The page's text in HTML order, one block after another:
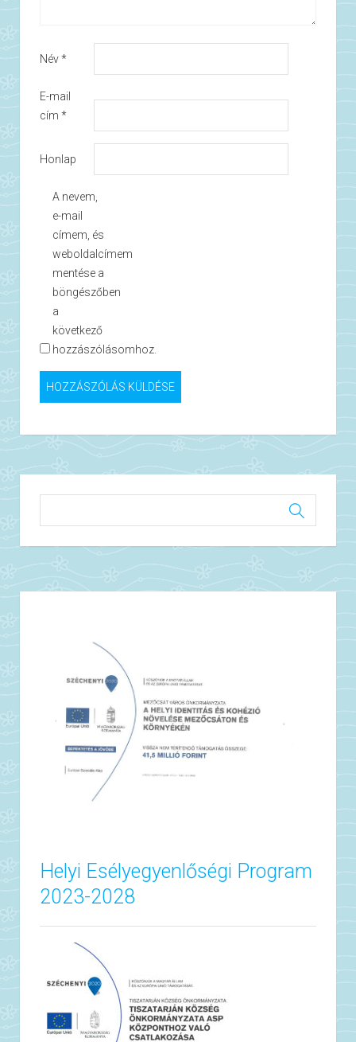
Név*
E-mail
cím *
Honlap
A nevem,
e-mail
címem, és
weboldalcímem
mentése a
böngészőben
a
következő
hozzászólásomhoz.
Helyi Esélyegyenlőségi Program
2023-2028